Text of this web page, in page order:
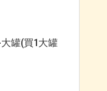
罐(買1大罐